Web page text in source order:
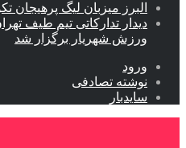
البرز میزبان لیگ پرهیجان
دیدار تدارکاتی تیم طیف
ورزش شهریار برگزار شد
ورود
نوشته تصادفی
سایدبار